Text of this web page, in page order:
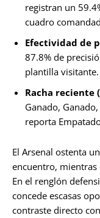
registran un
cuadro
Efectividad de
87.8% de
plantilla visitante.
Racha reciente
Ganado,
reporta
El Arsenal ostenta
encuentro, mientras
En el renglón
concede escasas
contraste directo